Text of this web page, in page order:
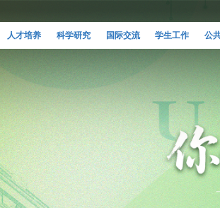
人才培养 科学研究 国际交流 学生工作 公